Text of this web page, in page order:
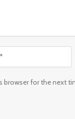
browser for the next